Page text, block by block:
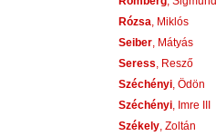
Rózsa , Miklós
Seiber, Mátyás
Seress , Resző
Széchényi, Ödön
Széchényi, Imre III
Székely, Zoltán